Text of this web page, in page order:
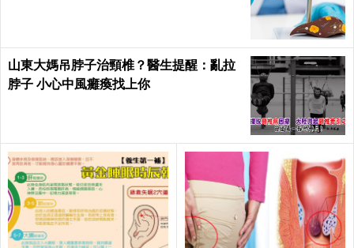
山東大媽吊脖子治頸椎？醫生提醒：亂拉
脖子 小心中風癱瘓找上你